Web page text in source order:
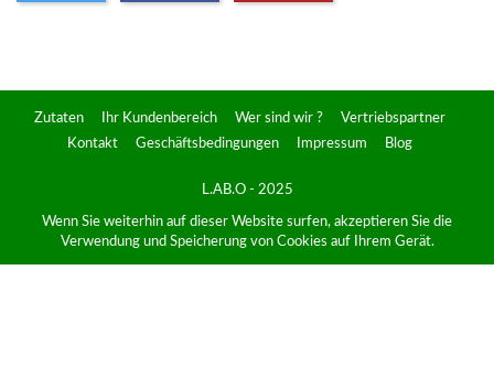
Zutaten Ihr Kundenbereich Wer sind wir ?
Vertriebspartner
Kontakt
Geschäftsbedingungen Impressum Blog
L.AB.O - 2025
Wenn Sie weiterhin auf dieser Website surfen, akzeptieren Sie die
Verwendung und Speicherung von Cookies auf Ihrem Gerät.